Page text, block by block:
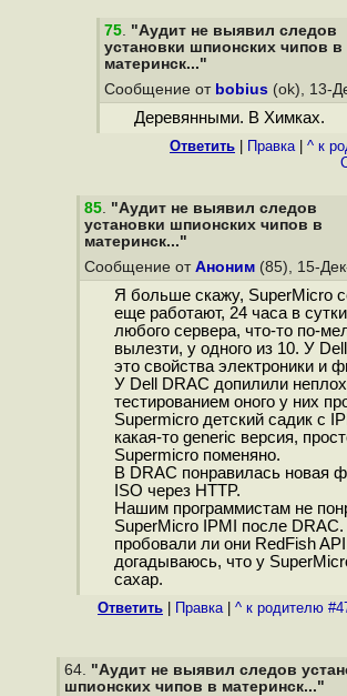
75. "Аудит не выявил следов
установки шпионских чипов в
материнск..."
Сообщение от bobius (ok), 13-
Деревянными. В Химках.
Ответить Правка| ^ к
85. "Аудит не выявил следов
установки шпионских чипов в
материнск..."
Сообщение от Аноним (85), 15-
Я больше скажу, SuperMicro
еще работают, 24 часа в
любого сервера, что-то по-
вылезти, у одного из 10. У
это свойства электроники и
У Dell DRAC допилили
тестированием оного у них
Supermicro детский садик с
какая-то generic версия,
Supermicro поменяно.
В DRAC понравилась новая
ISO через HTTP.
Нашим программистам не
SuperMicro IPMI после
пробовали ли они RedFish
догадываюсь, что у
сахар.
Ответить Правка| ^ к родителю
64. "Аудит не выявил следов
шпионских чипов в материнск..."